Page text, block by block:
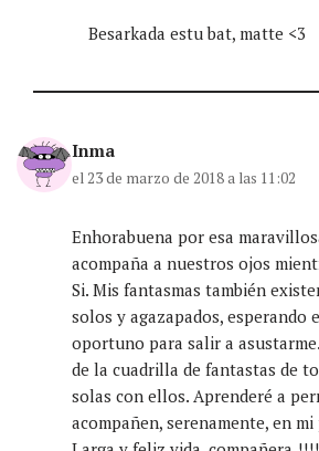
Besarkada estu bat, matte <3
Inma
el 23 de marzo de 2018 a las 11:02
Enhorabuena por esa
acompaña a nuestros ojos
Si. Mis fantasmas también
solos y agazapados, esperando
oportuno para salir a
de la cuadrilla de fantastas de
solas con ellos. Aprenderé a
acompañen, serenamente, en